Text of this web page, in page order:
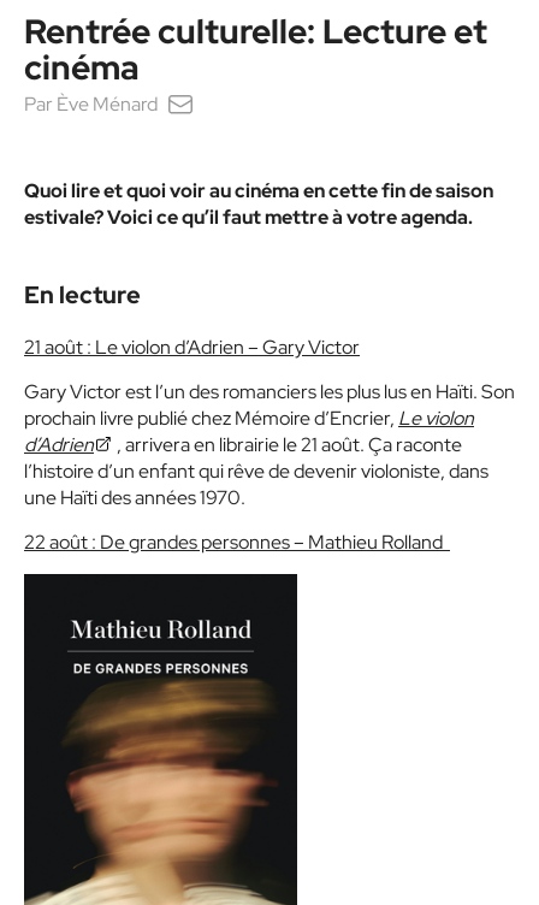
Rentrée culturelle: Lecture et
cinéma
Par Ève Ménard
Quoi lire et quoi voir au cinéma en cette fin de saison
estivale? Voici ce qu’il faut mettre à votre agenda.
En lecture
21 août : Le violon d’Adrien – Gary Victor
Gary Victor est l’un des romanciers les plus lus en Haïti. Son
prochain livre publié chez Mémoire d’Encrier, Le violon
d’Adrien
, arrivera en librairie le 21 août. Ça raconte
l’histoire d’un enfant qui rêve de devenir violoniste, dans
une Haïti des années 1970.
22 août : De grandes personnes – Mathieu Rolland